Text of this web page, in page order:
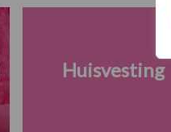
Huisvesting